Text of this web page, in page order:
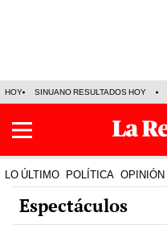
HOY SINUANO RESULTADOS HOY
LO ÚLTIMO POLÍTICA OPINIÓN
Espectáculos